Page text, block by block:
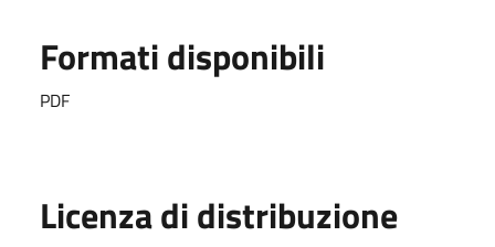
Formati disponibili
PDF
Licenza di distribuzione